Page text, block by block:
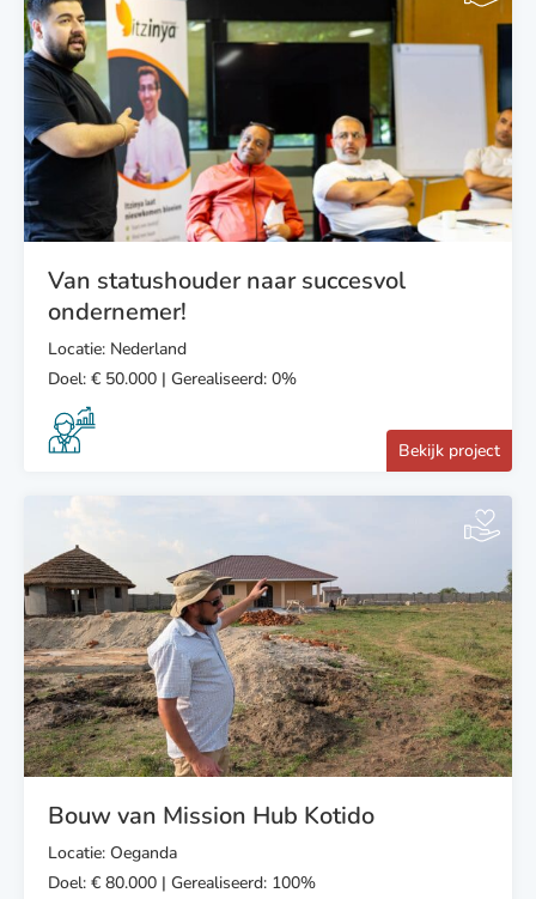
Van statushouder naar succesvol
ondernemer!
Locatie: Nederland
Doel: € 50.000 | Gerealiseerd: 0%
Bekijk project
Bouw van Mission Hub Kotido
Locatie: Oeganda
Doel: € 80.000 | Gerealiseerd: 100%